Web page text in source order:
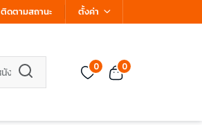
ติดตามสถานะ ตั้งค่า
0 0